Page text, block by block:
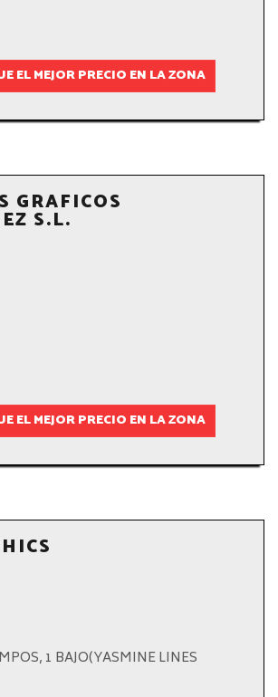
EL MEJOR PRECIO EN LA ZONA
GRAFICOS
S.L.
EL MEJOR PRECIO EN LA ZONA
1 BAJO(YASMINE LINES